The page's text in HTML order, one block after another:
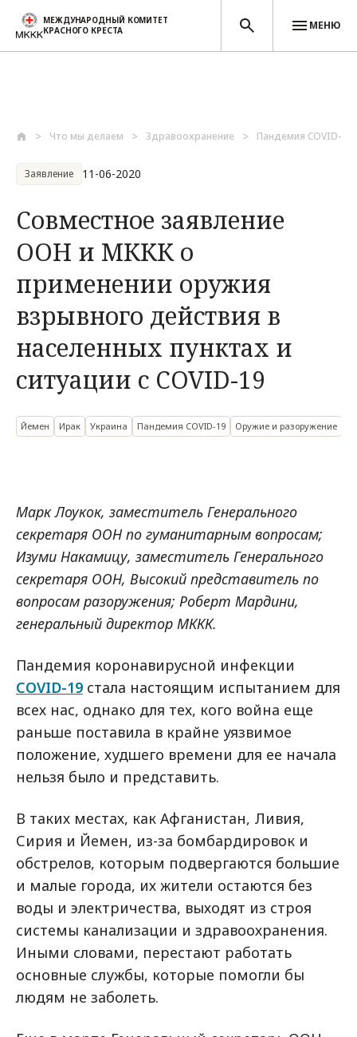
МЕЖДУНАРОДНЫЙ КОМИТЕТ
КРАСНОГО КРЕСТА
МЕНЮ
Что мы делаем Здравоохранение Пандемия COVID-19
Заявление 11-06-2020
Совместное заявление
ООН и МККК о
применении оружия
взрывного действия в
населенных пунктах и
ситуации с COVID-19
Йемен Ирак Украина Пандемия COVID-19 Оружие и разоружение
Марк Лоукок, заместитель Генерального
секретаря ООН по гуманитарным вопросам;
Изуми Накамицу, заместитель Генерального
секретаря ООН, Высокий представитель по
вопросам разоружения; Роберт Мардини,
генеральный директор МККК.
Пандемия коронавирусной инфекции
COVID-19 стала настоящим испытанием для
всех нас, однако для тех, кого война еще
раньше поставила в крайне уязвимое
положение, худшего времени для ее начала
нельзя было и представить.
В таких местах, как Афганистан, Ливия,
Сирия и Йемен, из-за бомбардировок и
обстрелов, которым подвергаются большие
и малые города, их жители остаются без
воды и электричества, выходят из строя
системы канализации и здравоохранения.
Иными словами, перестают работать
основные службы, которые помогли бы
людям не заболеть.